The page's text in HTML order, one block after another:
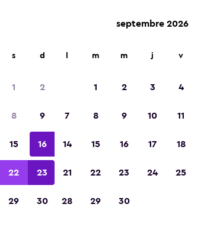
2023
s d
1 2
8 9
15 16
22 23
29 30
septembre 2026
m m j v
1 2 3 4
7 8 9 10 11
14 15 16 17 18
21 22 23 24 25
28 29 30